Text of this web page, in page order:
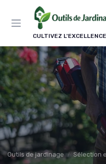
CULTIVEZ
Outils de jardinage Sélection
Panneau de gestion des